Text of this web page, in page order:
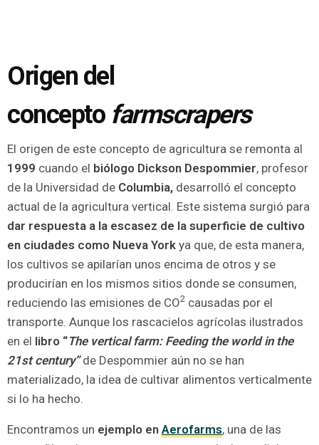
Origen del
concepto farmscrapers
El origen de este concepto de agricultura se remonta al
1999 cuando el biólogo Dickson Despommier, profesor
de la Universidad de Columbia, desarrolló el concepto
actual de la agricultura vertical. Este sistema surgió para
dar respuesta a la escasez de la superficie de cultivo
en ciudades como Nueva York ya que, de esta manera,
los cultivos se apilarían unos encima de otros y se
producirían en los mismos sitios donde se consumen,
reduciendo las emisiones de CO2 causadas por el
transporte. Aunque los rascacielos agrícolas ilustrados
en el libro “The vertical farm: Feeding the world in the
21st century”de Despommier aún no se han
materializado, la idea de cultivar alimentos verticalmente
si lo ha hecho.
Encontramos un ejemplo en Aerofarms, una de las